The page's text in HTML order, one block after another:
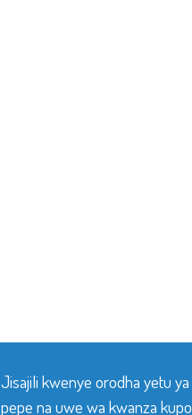
Jisajili kwenye orodha yetu
pepe na uwe wa kwanza